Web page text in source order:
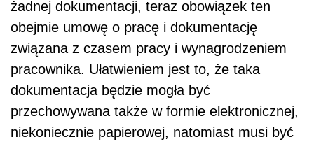
żadnej dokumentacji, teraz obowiązek ten
obejmie umowę o pracę i dokumentację
związana z czasem pracy i wynagrodzeniem
pracownika. Ułatwieniem jest to, że taka
dokumentacja będzie mogła być
przechowywana także w formie elektronicznej,
niekoniecznie papierowej, natomiast musi być